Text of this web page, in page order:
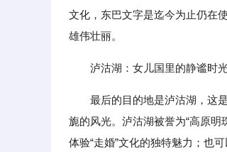
文化，东巴文字是迄今为止仍在
雄伟壮丽。
泸沽湖：女儿国里的静谧时
最后的目的地是泸沽湖，这
旎的风光。泸沽湖被誉为“高原明
体验“走婚”文化的独特魅力；也